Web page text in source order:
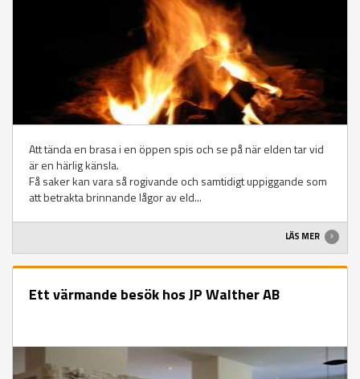
Att tända en brasa i en öppen spis och se på när elden tar vid
är en härlig känsla.
Få saker kan vara så rogivande och samtidigt uppiggande som
att betrakta brinnande lågor av eld...
LÄS MER
Ett värmande besök hos JP Walther AB